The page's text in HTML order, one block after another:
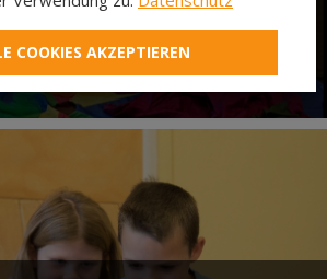
feiern -
leben
COOKIES AKZEPTIEREN